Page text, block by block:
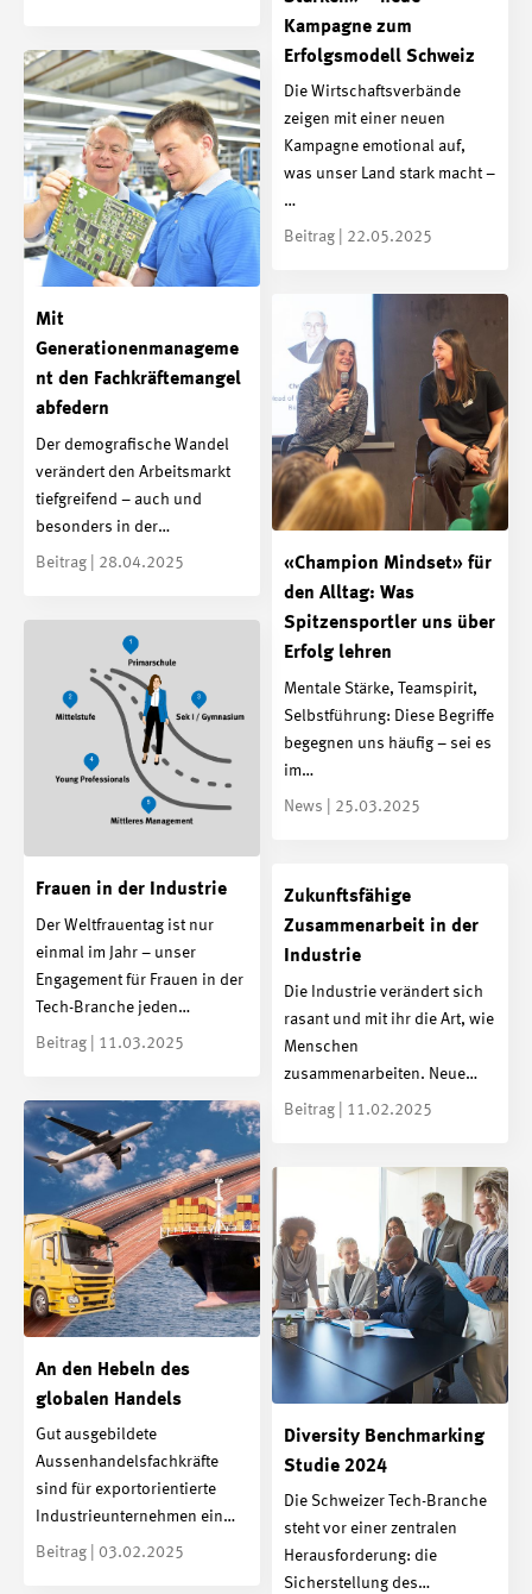
Kampagne zum
Erfolgsmodell Schweiz
Die Wirtschaftsverbände
zeigen mit einer neuen
Kampagne emotional auf,
was unser Land stark macht –
…
Beitrag | 22.05.2025
Mit
Generationenmanageme
nt den Fachkräftemangel
abfedern
Der demografische Wandel
verändert den Arbeitsmarkt
tiefgreifend – auch und
besonders in der…
Beitrag | 28.04.2025
«Champion Mindset» für
den Alltag: Was
Spitzensportler uns über
Erfolg lehren
Mentale Stärke, Teamspirit,
Selbstführung: Diese Begriffe
begegnen uns häufig – sei es
im…
News | 25.03.2025
Frauen in der Industrie
Der Weltfrauentag ist nur
einmal im Jahr – unser
Engagement für Frauen in der
Tech-Branche jeden…
Beitrag | 11.03.2025
Zukunftsfähige
Zusammenarbeit in der
Industrie
Die Industrie verändert sich
rasant und mit ihr die Art, wie
Menschen
zusammenarbeiten. Neue…
Beitrag | 11.02.2025
An den Hebeln des
globalen Handels
Gut ausgebildete
Aussenhandelsfachkräfte
sind für exportorientierte
Industrieunternehmen ein…
Beitrag | 03.02.2025
Diversity Benchmarking
Studie 2024
Die Schweizer Tech-Branche
steht vor einer zentralen
Herausforderung: die
Sicherstellung des…